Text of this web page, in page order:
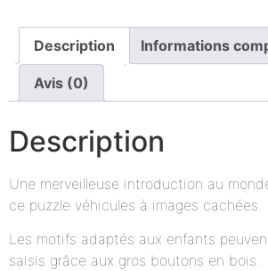
Description Informations
Avis (0)
Description
Une merveilleuse introduction au
ce puzzle véhicules à images cachées.
Les motifs adaptés aux enfants
saisis grâce aux gros boutons en bois.